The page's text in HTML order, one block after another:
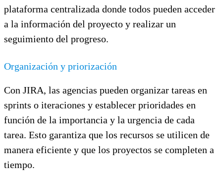
plataforma centralizada donde todos pueden acceder
a la información del proyecto y realizar un
seguimiento del progreso.
Organización y priorización
Con JIRA, las agencias pueden organizar tareas en
sprints o iteraciones y establecer prioridades en
función de la importancia y la urgencia de cada
tarea. Esto garantiza que los recursos se utilicen de
manera eficiente y que los proyectos se completen a
tiempo.